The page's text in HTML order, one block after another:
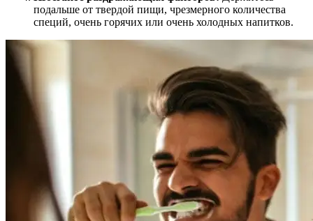
подальше от твердой пищи, чрезмерного количества
специй, очень горячих или очень холодных напитков.